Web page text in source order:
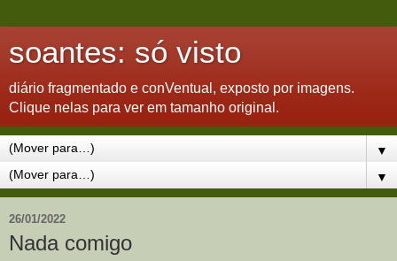
soantes: só visto
diário fragmentado e conVentual, exposto por imagens.
Clique nelas para ver em tamanho original.
▼
▼
26/01/2022
Nada comigo